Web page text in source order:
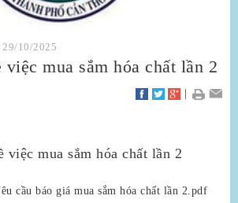
10/2025
việc mua sắm hóa chất lần 2
việc mua sắm hóa chất lần 2
cầu báo giá mua sắm hóa chất lần 2.pdf